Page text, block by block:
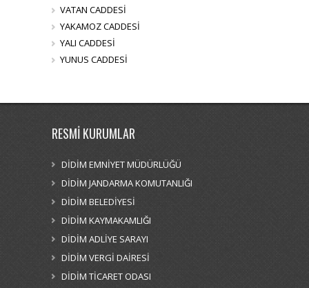
VATAN CADDESİ
YAKAMOZ CADDESİ
YALI CADDESİ
YUNUS CADDESİ
RESMİ KURUMLAR
DİDİM EMNİYET MÜDÜRLÜĞÜ
DİDİM JANDARMA KOMUTANLIĞI
DİDİM BELEDİYESİ
DİDİM KAYMAKAMLIĞI
DİDİM ADLİYE SARAYI
DİDİM VERGİ DAİRESİ
DİDİM TİCARET ODASI